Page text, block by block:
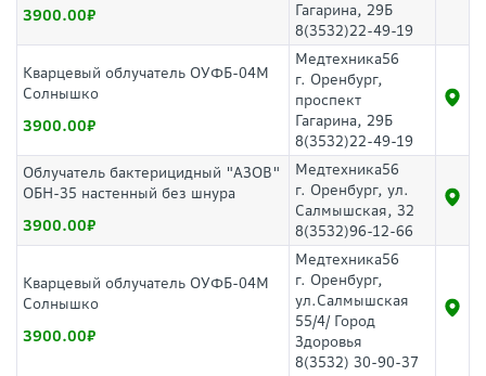
3900.00
Гагарина, 29Б
8(3532)22-49-19
Кварцевый облучатель ОУФБ-04М
Солнышко
3900.00
Медтехника56
г. Оренбург,
проспект
Гагарина, 29Б
8(3532)22-49-19
Облучатель бактерицидный "АЗОВ"
ОБН-35 настенный без шнура
3900.00
Медтехника56
г. Оренбург, ул.
Салмышская, 32
8(3532)96-12-66
Кварцевый облучатель ОУФБ-04М
Солнышко
3900.00
Медтехника56
г. Оренбург,
ул.Салмышская
55/4/ Город
Здоровья
8(3532) 30-90-37